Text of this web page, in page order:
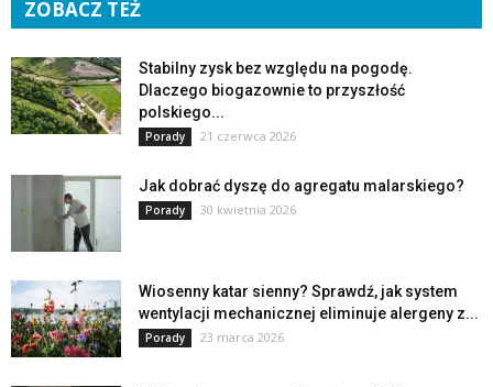
ZOBACZ TEŻ
Stabilny zysk bez względu na pogodę.
Dlaczego biogazownie to przyszłość
polskiego...
Porady 21 czerwca 2026
Jak dobrać dyszę do agregatu malarskiego?
Porady 30 kwietnia 2026
Wiosenny katar sienny? Sprawdź, jak system
wentylacji mechanicznej eliminuje alergeny z...
Porady 23 marca 2026